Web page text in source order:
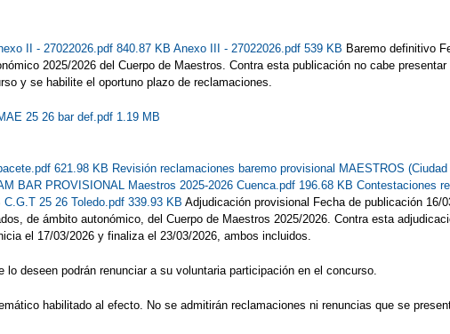
II - 27022026.pdf 840.87 KB Anexo III - 27022026.pdf 539 KB Baremo definitivo
2025/2026 del Cuerpo de Maestros. Contra esta publicación no cabe
y se habilite el oportuno plazo de reclamaciones.
25 26 bar def.pdf 1.19 MB
621.98 KB Revisión reclamaciones baremo provisional MAESTROS
BAR PROVISIONAL Maestros 2025-2026 Cuenca.pdf 196.68 KB Contestaciones
25 26 Toledo.pdf 339.93 KB Adjudicación provisional Fecha de publicación 16/
de ámbito autonómico, del Cuerpo de Maestros 2025/2026. Contra esta
el 17/03/2026 y finaliza el 23/03/2026, ambos incluidos.
deseen podrán renunciar a su voluntaria participación en el concurso.
habilitado al efecto. No se admitirán reclamaciones ni renuncias que se